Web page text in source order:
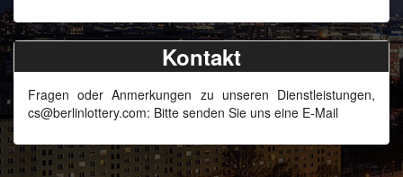
Kontakt
Fragen oder Anmerkungen zu unseren Dienstleistungen,
cs@berlinlottery.com: Bitte senden Sie uns eine E-Mail